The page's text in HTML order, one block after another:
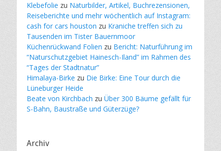
Klebefolie zu Naturbilder, Artikel, Buchrezensionen,
Reiseberichte und mehr wöchentlich auf Instagram:
cash for cars houston zu Kraniche treffen sich zu
Tausenden im Tister Bauernmoor
Küchenrückwand Folien zu Bericht: Naturführung im
“Naturschutzgebiet Hainesch-Iland” im Rahmen des
“Tages der Stadtnatur”
Himalaya-Birke zu Die Birke: Eine Tour durch die
Lüneburger Heide
Beate von Kirchbach zu Über 300 Bäume gefällt für
S-Bahn, Baustraße und Güterzüge?
Archiv